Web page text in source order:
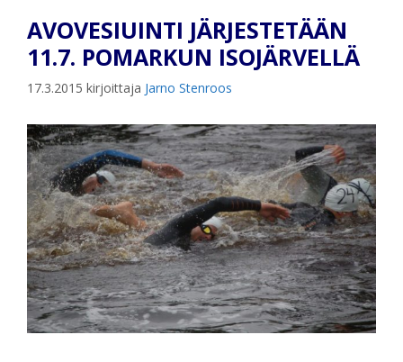
AVOVESIUINTI JÄRJESTETÄÄN
11.7. POMARKUN ISOJÄRVELLÄ
17.3.2015 kirjoittaja Jarno Stenroos